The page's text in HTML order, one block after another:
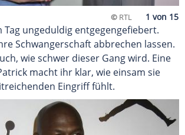
© RTL
Tag ungeduldig entgegengefiebert.
Schwangerschaft abbrechen lassen.
wie schwer dieser Gang wird. Eine
macht ihr klar, wie einsam sie
Eingriff fühlt.